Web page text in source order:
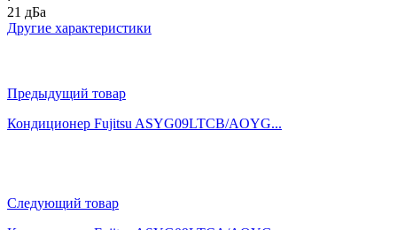
21 дБа
Другие характеристики
Предыдущий товар
Кондиционер Fujitsu ASYG09LTCB/AOYG...
Следующий товар